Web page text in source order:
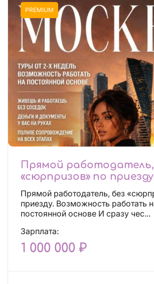
PREMIUM
Прямой работодатель,
«сюрпризов» по приезду
Прямой работодатель, без
приезду. Возможность работать на
постоянной основе И сразу чес...
Зарплата:
1 000 000 ₽